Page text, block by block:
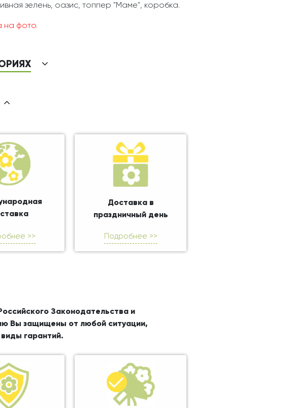
зелень, оазис, топпер "Маме", коробка.
на фото.
>>
Доставка в
праздничный день
Подробнее >>
Законодательства и
Вы защищены от любой ситуации,
гарантий.